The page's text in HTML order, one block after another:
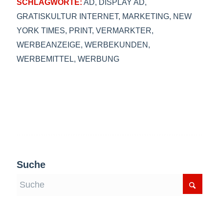
SCHLAGWORTE: AD, DISPLAY AD,
GRATISKULTUR INTERNET, MARKETING, NEW
YORK TIMES, PRINT, VERMARKTER,
WERBEANZEIGE, WERBEKUNDEN,
WERBEMITTEL, WERBUNG
Suche